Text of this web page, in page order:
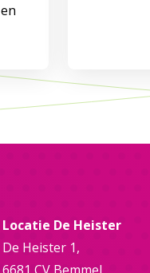
Locatie De Heister
De Heister 1,